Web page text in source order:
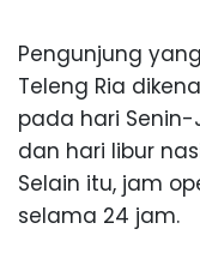
Pengunjung
Teleng Ria
pada hari
dan hari libur
Selain itu, jam
selama 24 jam.